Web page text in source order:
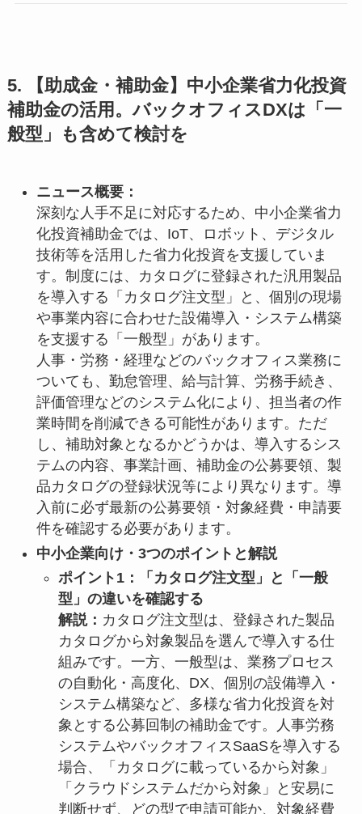
5. 【助成金・補助金】中小企業省力化投資
補助金の活用。バックオフィスDXは「一
般型」も含めて検討を
ニュース概要：
深刻な人手不足に対応するため、中小企業省力
化投資補助金では、IoT、ロボット、デジタル
技術等を活用した省力化投資を支援していま
す。制度には、カタログに登録された汎用製品
を導入する「カタログ注文型」と、個別の現場
や事業内容に合わせた設備導入・システム構築
を支援する「一般型」があります。
人事・労務・経理などのバックオフィス業務に
ついても、勤怠管理、給与計算、労務手続き、
評価管理などのシステム化により、担当者の作
業時間を削減できる可能性があります。ただ
し、補助対象となるかどうかは、導入するシス
テムの内容、事業計画、補助金の公募要領、製
品カタログの登録状況等により異なります。導
入前に必ず最新の公募要領・対象経費・申請要
件を確認する必要があります。
中小企業向け・3つのポイントと解説
ポイント1：「カタログ注文型」と「一般
型」の違いを確認する
解説： カタログ注文型は、登録された製品
カタログから対象製品を選んで導入する仕
組みです。一方、一般型は、業務プロセス
の自動化・高度化、DX、個別の設備導入・
システム構築など、多様な省力化投資を対
象とする公募回制の補助金です。人事労務
システムやバックオフィスSaaSを導入する
場合、「カタログに載っているから対象」
「クラウドシステムだから対象」と安易に
判断せず、どの型で申請可能か、対象経費